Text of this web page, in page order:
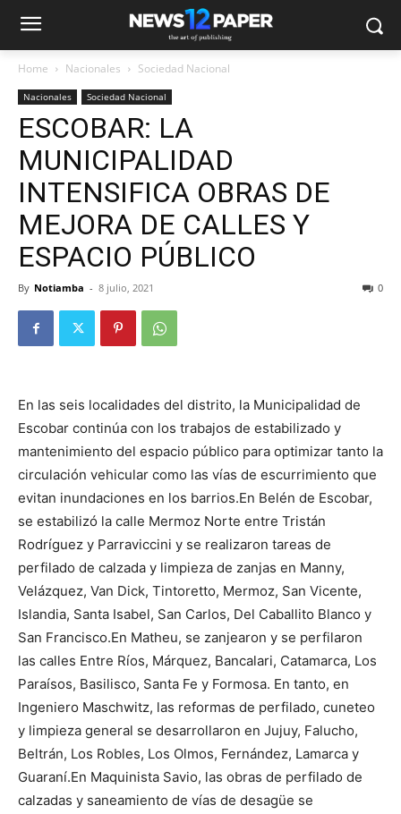
Home Nacionales Sociedad Nacional
Nacionales Sociedad Nacional
ESCOBAR: LA
MUNICIPALIDAD
INTENSIFICA OBRAS DE
MEJORA DE CALLES Y
ESPACIO PÚBLICO
By Notiamba - 8 julio, 2021 0
En las seis localidades del distrito, la Municipalidad de
Escobar continúa con los trabajos de estabilizado y
mantenimiento del espacio público para optimizar tanto la
circulación vehicular como las vías de escurrimiento que
evitan inundaciones en los barrios.En Belén de Escobar,
se estabilizó la calle Mermoz Norte entre Tristán
Rodríguez y Parraviccini y se realizaron tareas de
perfilado de calzada y limpieza de zanjas en Manny,
Velázquez, Van Dick, Tintoretto, Mermoz, San Vicente,
Islandia, Santa Isabel, San Carlos, Del Caballito Blanco y
San Francisco.En Matheu, se zanjearon y se perfilaron
las calles Entre Ríos, Márquez, Bancalari, Catamarca, Los
Paraísos, Basilisco, Santa Fe y Formosa. En tanto, en
Ingeniero Maschwitz, las reformas de perfilado, cuneteo
y limpieza general se desarrollaron en Jujuy, Falucho,
Beltrán, Los Robles, Los Olmos, Fernández, Lamarca y
Guaraní.En Maquinista Savio, las obras de perfilado de
calzadas y saneamiento de vías de desagüe se